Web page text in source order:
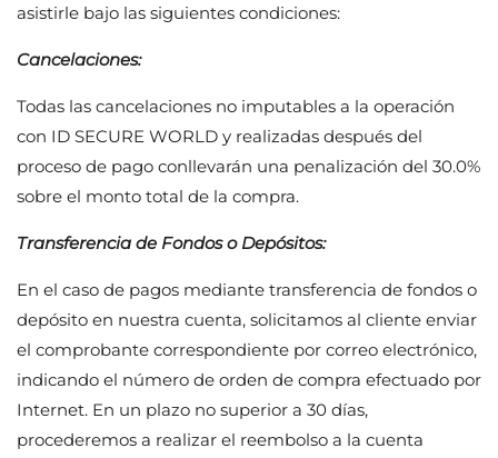
asistirle bajo las siguientes condiciones:
Cancelaciones:
Todas las cancelaciones no imputables a la operación
con ID SECURE WORLD y realizadas después del
proceso de pago conllevarán una penalización del 30.0%
sobre el monto total de la compra.
Transferencia de Fondos o Depósitos:
En el caso de pagos mediante transferencia de fondos o
depósito en nuestra cuenta, solicitamos al cliente enviar
el comprobante correspondiente por correo electrónico,
indicando el número de orden de compra efectuado por
Internet. En un plazo no superior a 30 días,
procederemos a realizar el reembolso a la cuenta